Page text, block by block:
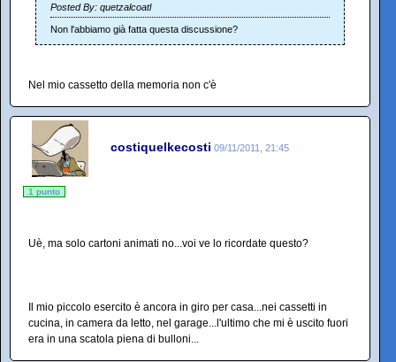
Posted By: quetzalcoatl
Non l'abbiamo già fatta questa discussione?
Nel mio cassetto della memoria non c'è
costiquelkecosti 09/11/2011, 21:45
1 punto
Uè, ma solo cartoni animati no...voi ve lo ricordate questo?
Il mio piccolo esercito è ancora in giro per casa...nei cassetti in
cucina, in camera da letto, nel garage...l'ultimo che mi è uscito fuori
era in una scatola piena di bulloni...